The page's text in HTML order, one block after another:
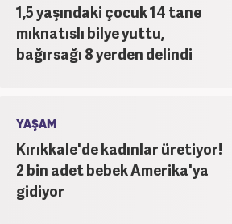
1,5 yaşındaki çocuk 14 tane
mıknatıslı bilye yuttu,
bağırsağı 8 yerden delindi
YAŞAM
Kırıkkale'de kadınlar üretiyor!
2 bin adet bebek Amerika'ya
gidiyor